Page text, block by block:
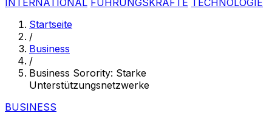
INTERNATIONAL FÜHRUNGSKRÄFTE TECHNOLOGIE
Startseite
/
Business
/
Business Sorority: Starke
Unterstützungsnetzwerke
BUSINESS